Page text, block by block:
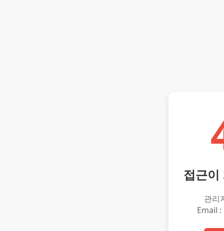
접근이
관리
Email